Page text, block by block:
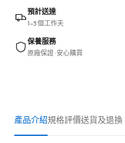
預計送達
1–3 個工作天
保養服務
原廠保證 · 安心購買
產品介紹規格評價送貨及退換